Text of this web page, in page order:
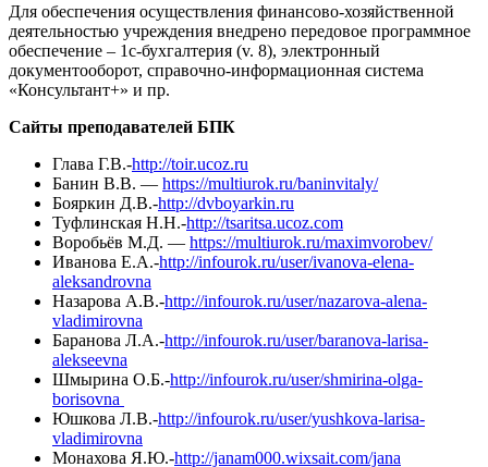
Для обеспечения осуществления финансово-хозяйственной
деятельностью учреждения внедрено передовое программное
обеспечение – 1с-бухгалтерия (v. 8), электронный
документооборот, справочно-информационная система
«Консультант+» и пр.
Сайты преподавателей БПК
Глава Г.В.-http://toir.ucoz.ru
Банин В.В. — https://multiurok.ru/baninvitaly/
Бояркин Д.В.-http://dvboyarkin.ru
Туфлинская Н.Н.-http://tsaritsa.ucoz.com
Воробьёв М.Д. — https://multiurok.ru/maximvorobev/
Иванова Е.А.-http://infourok.ru/user/ivanova-elena-
aleksandrovna
Назарова А.В.-http://infourok.ru/user/nazarova-alena-
vladimirovna
Баранова Л.А.-http://infourok.ru/user/baranova-larisa-
alekseevna
Шмырина О.Б.-http://infourok.ru/user/shmirina-olga-
borisovna
Юшкова Л.В.-http://infourok.ru/user/yushkova-larisa-
vladimirovna
Монахова Я.Ю.-http://janam000.wixsait.com/jana